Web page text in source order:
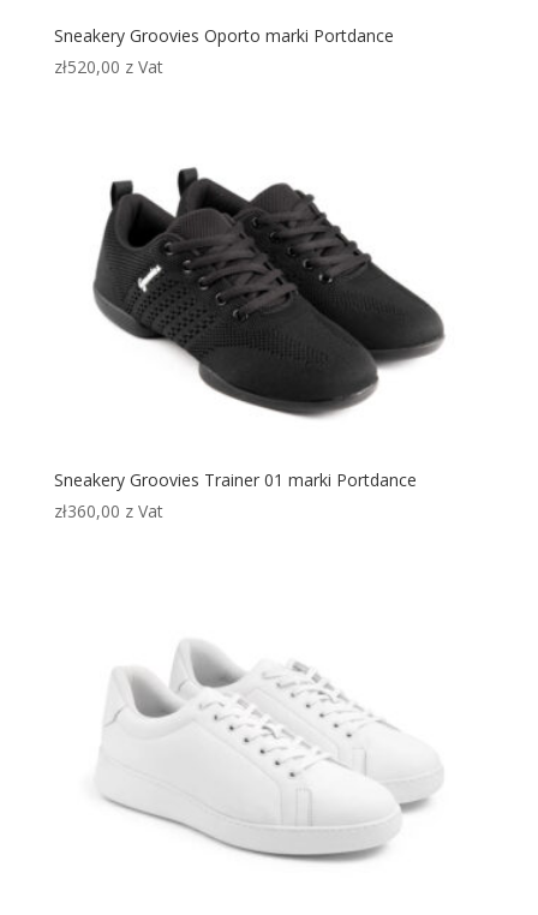
Sneakery Groovies Oporto marki Portdance
zł520,00 z Vat
Sneakery Groovies Trainer 01 marki Portdance
zł360,00 z Vat